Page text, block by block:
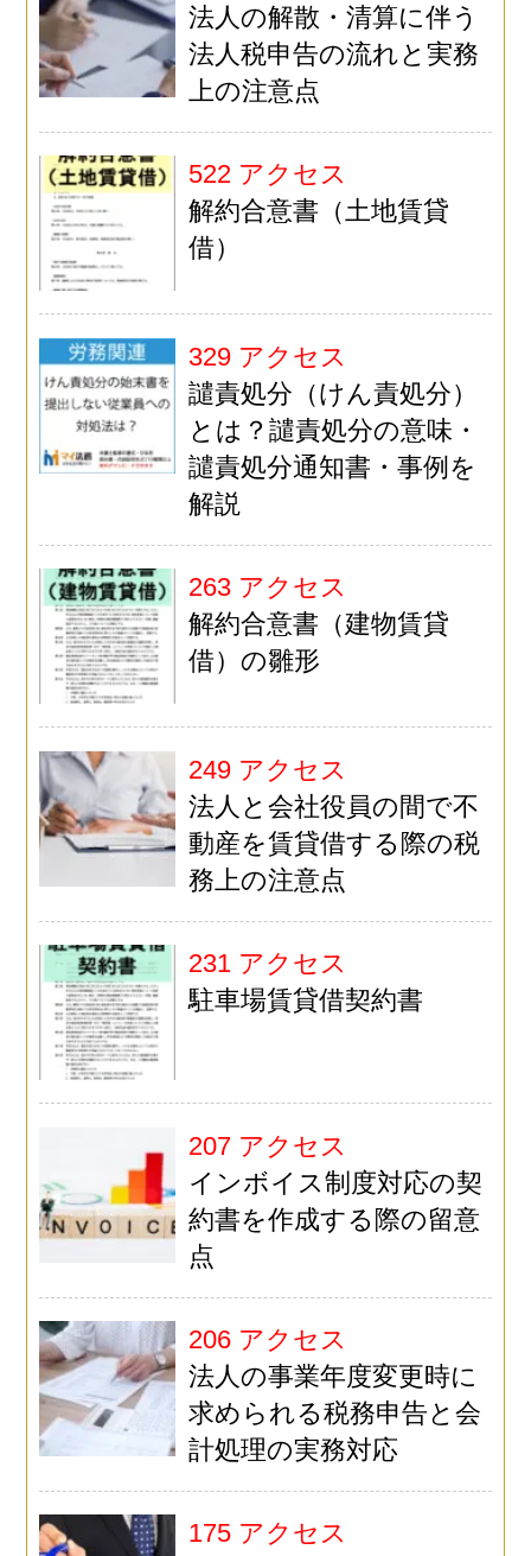
法人の解散・清算に伴う
法人税申告の流れと実務
上の注意点
522 アクセス
解約合意書（土地賃貸
借）
329 アクセス
譴責処分（けん責処分）
とは？譴責処分の意味・
譴責処分通知書・事例を
解説
263 アクセス
解約合意書（建物賃貸
借）の雛形
249 アクセス
法人と会社役員の間で不
動産を賃貸借する際の税
務上の注意点
231 アクセス
駐車場賃貸借契約書
207 アクセス
インボイス制度対応の契
約書を作成する際の留意
点
206 アクセス
法人の事業年度変更時に
求められる税務申告と会
計処理の実務対応
175 アクセス